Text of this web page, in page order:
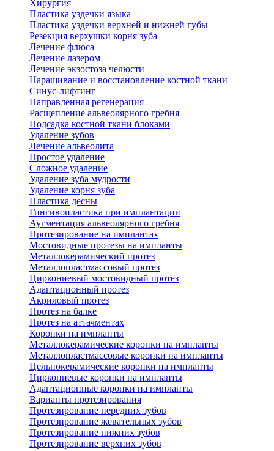
Хирургия
Пластика уздечки языка
Пластика уздечки верхней и нижней губы
Резекция верхушки корня зуба
Лечение флюса
Лечение лазером
Лечение экзостоза челюсти
Наращивание и восстановление костной ткани
Синус-лифтинг
Направленная регенерация
Расщепление альвеолярного гребня
Подсадка костной ткани блоками
Удаление зубов
Лечение альвеолита
Простое удаление
Сложное удаление
Удаление зуба мудрости
Удаление корня зуба
Пластика десны
Гингивопластика при имплантации
Аугментация альвеолярного гребня
Протезирование на имплантах
Мостовидные протезы на импланты
Металлокерамический протез
Металлопластмассовый протез
Циркониевый мостовидный протез
Адаптационный протез
Акриловый протез
Протез на балке
Протез на аттачментах
Коронки на импланты
Металлокерамические коронки на импланты
Металлопластмассовые коронки на импланты
Цельнокерамические коронки на импланты
Циркониевые коронки на импланты
Адаптационные коронки на импланты
Варианты протезирования
Протезирование передних зубов
Протезирование жевательных зубов
Протезирование нижних зубов
Протезирование верхних зубов